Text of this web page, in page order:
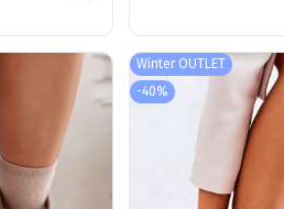
Winter OUTLET
-40%